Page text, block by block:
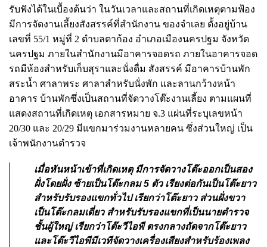
รับฟังได้ในเบื้องต้นว่า ในวันเวลาและสถานที่เกิดเหตุตามฟ้อง
มีการจัดงานเลี้ยงสังสรรค์ที่สํานักงาน ของจําเลย ตั้งอยู่บ้าน
เลขที่ 55/1 หมู่ที่ 2 ตําบลตาก้อง อําเภอเมืองนครปฐม จังหวัด
นครปฐม ภายในสํานักงานมีอาคารจอดรถ ภายในอาคารจอด
รถมีห้องสําหรับเก็บสุราและนั่งดื่ม สังสรรค์ มีอาคารบ้านพัก
สระน้ำ ศาลาพระ ศาลาสําหรับนั่งพัก และลานกว้างหน้า
อาคาร บ้านพักซึ่งเป็นสถานที่จัดวางโต๊ะงานเลี้ยง ตามแผนที่
แสดงสถานที่เกิดเหตุ เอกสารหมาย จ.3 แผ่นที่ระบุเลขหน้า
20/30 และ 20/29 มีแขกมาร่วมงานหลายคน ซึ่งส่วนใหญ่ เป็น
เจ้าพนักงานตํารวจ
เมื่อหันหน้าเข้าที่เกิดเหตุ มีการจัดวางโต๊ะออกเป็นสอง
ฝั่งโดยฝั่ง ซ้ายเป็นโต๊ะกลม 5 ตัว เรียงต่อกันเป็นโต๊ะยาว
สําหรับรับรองแขกทั่วไป เรียกว่าโต๊ะยาว ส่วนฝั่งขวา
เป็นโต๊ะกลมเดี่ยว สําหรับรับรองแขกที่เป็นนายตํารวจ
ชั้นผู้ใหญ่ เรียกว่าโต๊ะวีไอพี ตรงกลางถัดจากโต๊ะยาว
และโต๊ะวีไอพีมีเวทีจัดวางเครื่องเสียงสําหรับร้องเพลง